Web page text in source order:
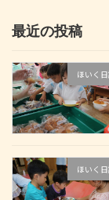
最近の投稿
ほいく
ほいく